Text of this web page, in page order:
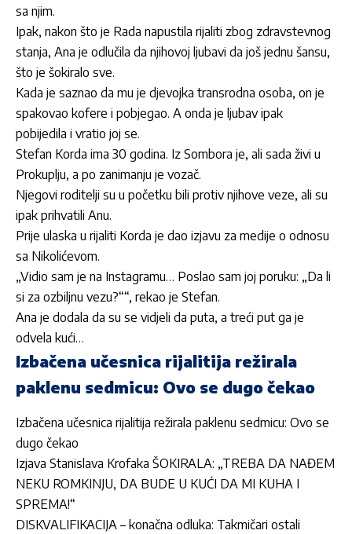
sa njim.
Ipak, nakon što je Rada napustila rijaliti zbog zdravstevnog
stanja, Ana je odlučila da njihovoj ljubavi da još jednu šansu,
što je šokiralo sve.
Kada je saznao da mu je djevojka transrodna osoba, on je
spakovao kofere i pobjegao. A onda je ljubav ipak
pobijedila i vratio joj se.
Stefan Korda ima 30 godina. Iz Sombora je, ali sada živi u
Prokuplju, a po zanimanju je vozač.
Njegovi roditelji su u početku bili protiv njihove veze, ali su
ipak prihvatili Anu.
Prije ulaska u rijaliti Korda je dao izjavu za medije o odnosu
sa Nikolićevom.
„Vidio sam je na Instagramu… Poslao sam joj poruku: „Da li
si za ozbiljnu vezu?““, rekao je Stefan.
Ana je dodala da su se vidjeli da puta, a treći put ga je
odvela kući…
Izbačena učesnica rijalitija režirala
paklenu sedmicu: Ovo se dugo čekao
Izbačena učesnica rijalitija režirala paklenu sedmicu: Ovo se
dugo čekao
Izjava Stanislava Krofaka ŠOKIRALA: „TREBA DA NAĐEM
NEKU ROMKINJU, DA BUDE U KUĆI DA MI KUHA I
SPREMA!“
DISKVALIFIKACIJA – konačna odluka: Takmičari ostali